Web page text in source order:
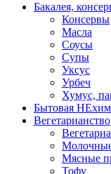
Бакалея,
Консервы
Масла
Соусы
Супы
Уксус
Урбеч
Хумус,
Бытовая
Вегетарианство
Молочные
Мясные
Тофу